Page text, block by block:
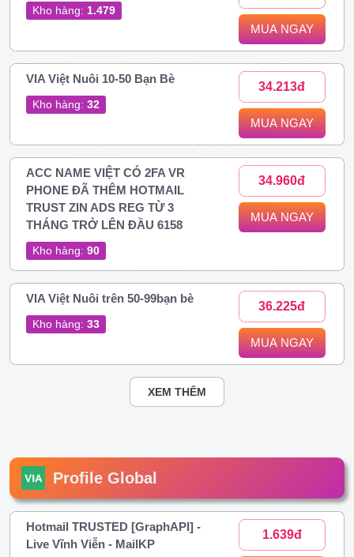
Kho hàng: 1.479
MUA NGAY
VIA Việt Nuôi 10-50 Bạn Bè
Kho hàng: 32
34.213đ
MUA NGAY
ACC NAME VIỆT CÓ 2FA VR
PHONE ĐÃ THÊM HOTMAIL
TRUST ZIN ADS REG TỪ 3
THÁNG TRỞ LÊN ĐẦU 6158
Kho hàng: 90
34.960đ
MUA NGAY
VIA Việt Nuôi trên 50-99bạn bè
Kho hàng: 33
36.225đ
MUA NGAY
XEM THÊM
Profile Global
Hotmail TRUSTED [GraphAPI] -
Live Vĩnh Viễn - MailKP
1.639đ